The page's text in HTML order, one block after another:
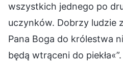
wszystkich jednego po
uczynków. Dobrzy ludzie
Pana Boga do królestwa
będą wtrąceni do piekła«”.